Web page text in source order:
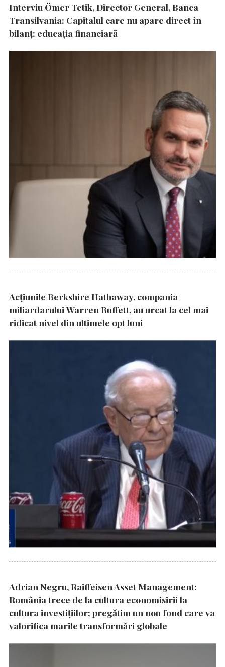
Interviu Ömer Tetik, Director General, Banca
Transilvania: Capitalul care nu apare direct în
bilanț: educația financiară
Acțiunile Berkshire Hathaway, compania
miliardarului Warren Buffett, au urcat la cel mai
ridicat nivel din ultimele opt luni
Adrian Negru, Raiffeisen Asset Management:
România trece de la cultura economisirii la
cultura investițiilor; pregătim un nou fond care va
valorifica marile transformări globale